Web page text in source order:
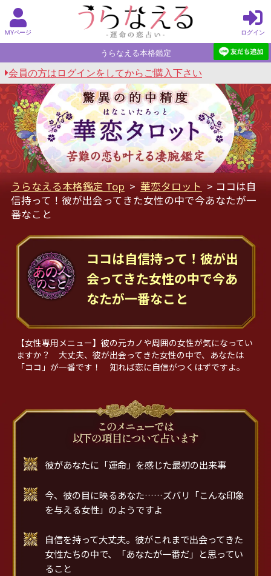
MYページ ログイン
うらなえる本格鑑定
会員の方はログインをしてからご購入下さい
うらなえる本格鑑定 Top > 華恋タロット > ココは自
信持って！彼が出会ってきた女性の中で今あなたが一
番なこと
ココは自信持って！彼が出
会ってきた女性の中で今あ
なたが一番なこと
【女性専用メニュー】彼の元カノや周囲の女性が気になってい
ますか？ 大丈夫、彼が出会ってきた女性の中で、あなたは
「ココ」が一番です！ 知れば恋に自信がつくはずですよ。
彼があなたに「運命」を感じた最初の出来事
今、彼の目に映るあなた……ズバリ「こんな印象
を与える女性」のようですよ
自信を持って大丈夫。彼がこれまで出会ってきた
女性たちの中で、「あなたが一番だ」と思ってい
ること